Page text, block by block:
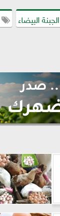
الجبنة البيضاء